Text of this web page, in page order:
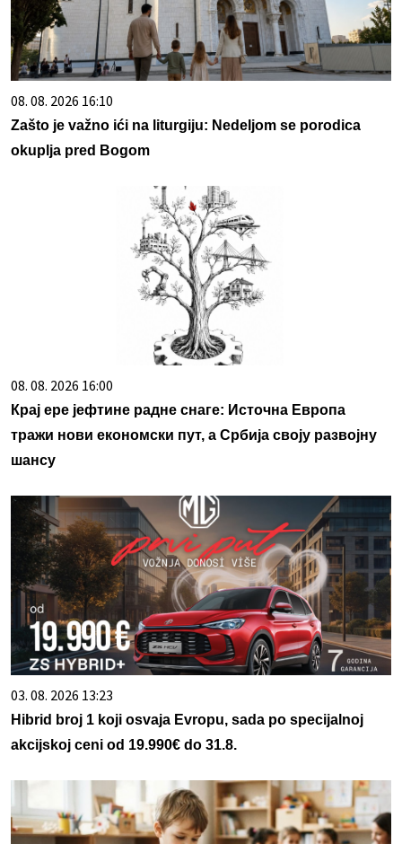
08. 08. 2026 16:10
Zašto je važno ići na liturgiju: Nedeljom se porodica
okuplja pred Bogom
08. 08. 2026 16:00
Крај ере јефтине радне снаге: Источна Европа
тражи нови економски пут, а Србија своју развојну
шансу
03. 08. 2026 13:23
Hibrid broj 1 koji osvaja Evropu, sada po specijalnoj
akcijskoj ceni od 19.990€ do 31.8.